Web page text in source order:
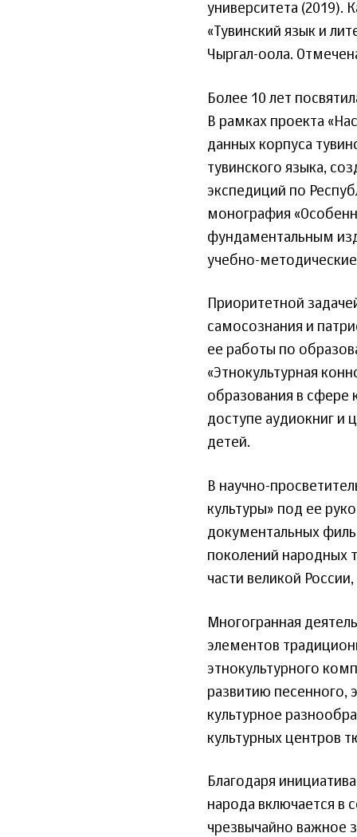
университета (2019).
«Тувинский язык и
Чыргал-оола.
Более 10 лет
В рамках проекта
данных корпуса
тувинского языка,
экспедиций по
монография
фундаментальным
учебно-
Приоритетной
самосознания и
ее работы по
«Этнокультурная
образования в сфере
доступе аудиокниг и
детей.
В научно-
культуры» под ее
документальных
поколений народных
части великой
Многогранная
элементов
этнокультурного
развитию песенного,
культурное
культурных центров
Благодаря
народа включается в
чрезвычайно важное